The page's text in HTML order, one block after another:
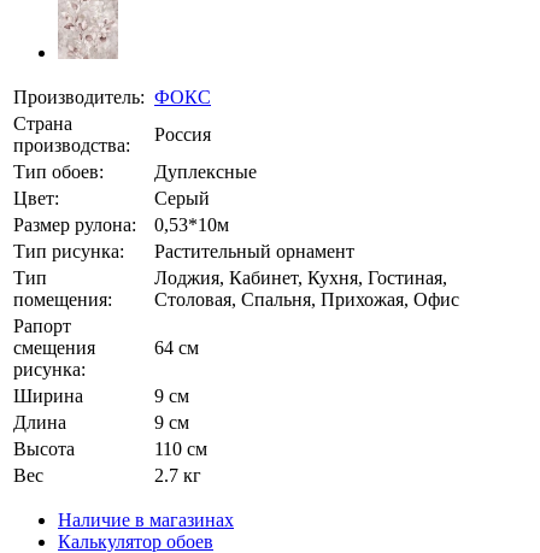
Производитель: ФОКС
Страна
производства:
Россия
Тип обоев:
Дуплексные
Цвет:
Серый
Размер рулона:
0,53*10м
Тип рисунка:
Растительный орнамент
Тип
помещения:
Лоджия, Кабинет, Кухня, Гостиная,
Столовая, Спальня, Прихожая, Офис
Рапорт
смещения
рисунка:
64 см
Ширина
9 см
Длина
9 см
Высота
110 см
Вес
2.7 кг
Наличие в магазинах
Калькулятор обоев